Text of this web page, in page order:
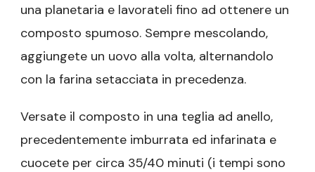
una planetaria e lavorateli fino ad ottenere un
composto spumoso. Sempre mescolando,
aggiungete un uovo alla volta, alternandolo
con la farina setacciata in precedenza.
Versate il composto in una teglia ad anello,
precedentemente imburrata ed infarinata e
cuocete per circa 35/40 minuti (i tempi sono